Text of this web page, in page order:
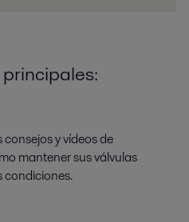
y vídeos de
mantener sus válvulas
condiciones.